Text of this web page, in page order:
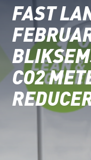
FAST
CO2